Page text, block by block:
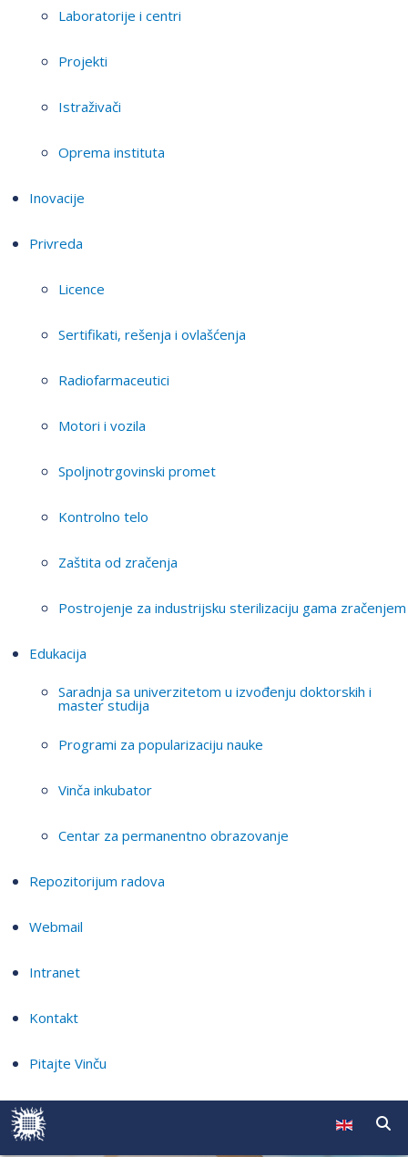
Laboratorije i centri
Projekti
Istraživači
Oprema instituta
Inovacije
Privreda
Licence
Sertifikati, rešenja i ovlašćenja
Radiofarmaceutici
Motori i vozila
Spoljnotrgovinski promet
Kontrolno telo
Zaštita od zračenja
Postrojenje za industrijsku sterilizaciju gama zračenjem
Edukacija
Saradnja sa univerzitetom u izvođenju doktorskih i
master studija
Programi za popularizaciju nauke
Vinča inkubator
Centar za permanentno obrazovanje
Repozitorijum radova
Webmail
Intranet
Kontakt
Pitajte Vinču